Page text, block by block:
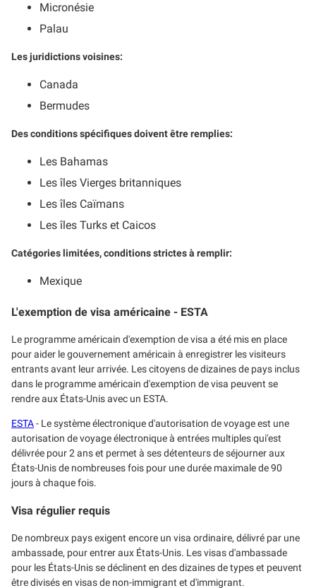
Micronésie
Palau
Les juridictions voisines:
Canada
Bermudes
Des conditions spécifiques doivent être remplies:
Les Bahamas
Les îles Vierges britanniques
Les îles Caïmans
Les îles Turks et Caicos
Catégories limitées, conditions strictes à remplir:
Mexique
L'exemption de visa américaine - ESTA
Le programme américain d'exemption de visa a été mis en place
pour aider le gouvernement américain à enregistrer les visiteurs
entrants avant leur arrivée. Les citoyens de dizaines de pays inclus
dans le programme américain d'exemption de visa peuvent se
rendre aux États-Unis avec un ESTA.
ESTA- Le système électronique d'autorisation de voyage est une
autorisation de voyage électronique à entrées multiples qui'est
délivrée pour 2 ans et permet à ses détenteurs de séjourner aux
États-Unis de nombreuses fois pour une durée maximale de 90
jours à chaque fois.
Visa régulier requis
De nombreux pays exigent encore un visa ordinaire, délivré par une
ambassade, pour entrer aux États-Unis. Les visas d'ambassade
pour les États-Unis se déclinent en des dizaines de types et peuvent
être divisés en visas de non-immigrant et d'immigrant.